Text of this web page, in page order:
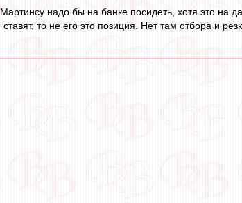
надо бы на банке посидеть, хотя это на
то не его это позиция. Нет там отбора и